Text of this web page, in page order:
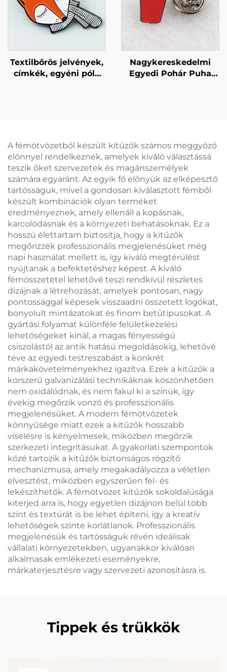
Textilbőrös jelvények,
címkék, egyéni póló
Nagykereskedelmi
Egyedi Pohár Puha
A fémötvözetből készült kitűzők számos meggyőző
előnnyel rendelkeznek, amelyek kiváló választássá
teszik őket szervezetek és magánszemélyek
számára egyaránt. Az egyik fő előnyük az elképesztő
tartósságuk, mivel a gondosan kiválasztott fémből
készült kombinációk olyan terméket
eredményeznek, amely ellenáll a kopásnak,
karcolódásnak és a környezeti behatásoknak. Ez a
hosszú élettartam biztosítja, hogy a kitűzők
megőrizzék professzionális megjelenésüket még
napi használat mellett is, így kiváló megtérülést
nyújtanak a befektetéshez képest. A kiváló
fémösszetétel lehetővé teszi rendkívül részletes
dizájnak a létrehozását, amelyek pontosan, nagy
pontossággal képesek visszaadni összetett logókat,
bonyolult mintázatokat és finom betűtípusokat. A
gyártási folyamat különféle felületkezelési
lehetőségeket kínál, a magas fényességű
csiszolástól az antik hatású megoldásokig, lehetővé
téve az egyedi testreszabást a konkrét
márkakövetelményekhez igazítva. Ezek a kitűzők a
korszerű galvanizálási technikáknak köszönhetően
nem oxidálódnak, és nem fakul ki a színük, így
évekig megőrzik vonzó és professzionális
megjelenésüket. A modern fémötvözetek
könnyűsége miatt ezek a kitűzők hosszabb
viselésre is kényelmesek, miközben megőrzik
szerkezeti integritásukat. A gyakorlati szempontok
közé tartozik a kitűzők biztonságos rögzítő
mechanizmusa, amely megakadályozza a véletlen
elvesztést, miközben egyszerűen fel- és
lekészíthetők. A fémötvözet kitűzők sokoldalúsága
kiterjed arra is, hogy egyetlen dizájnon belül több
színt és textúrát is be lehet építeni, így a kreatív
lehetőségek szinte korlátlanok. Professzionális
megjelenésük és tartósságuk révén ideálisak
vállalati környezetekben, ugyanakkor kiválóan
alkalmasak emlékezeti eseményekre,
márkaterjesztésre vagy szervezeti azonosításra is.
Tippek és trükkök